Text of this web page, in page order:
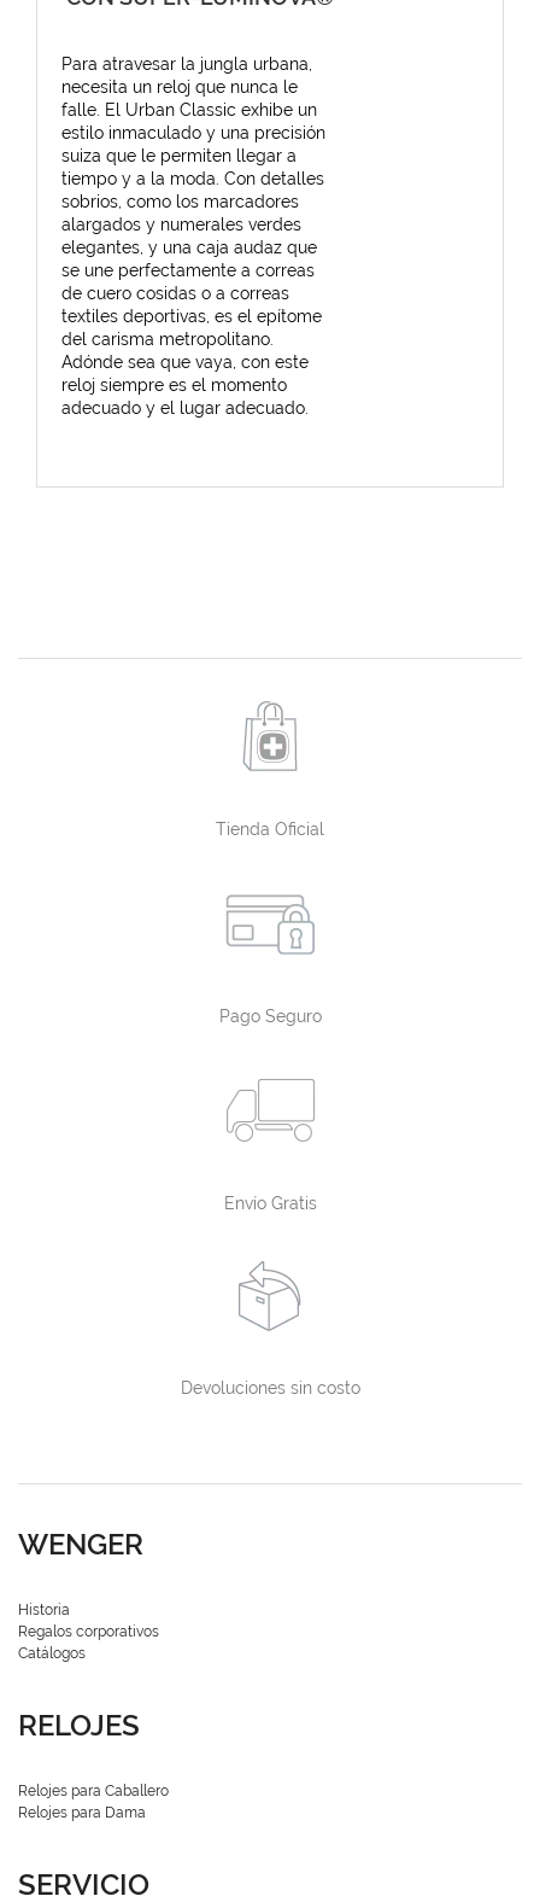
Para atravesar la jungla urbana,
necesita un reloj que nunca le
falle. El Urban Classic exhibe un
estilo inmaculado y una precisión
suiza que le permiten llegar a
tiempo y a la moda. Con detalles
sobrios, como los marcadores
alargados y numerales verdes
elegantes, y una caja audaz que
se une perfectamente a correas
de cuero cosidas o a correas
textiles deportivas, es el epítome
del carisma metropolitano.
Adónde sea que vaya, con este
reloj siempre es el momento
adecuado y el lugar adecuado.
Tienda Oficial
Pago Seguro
Envío Gratis
Devoluciones sin costo
WENGER
Historia
Regalos corporativos
Catálogos
RELOJES
Relojes para Caballero
Relojes para Dama
SERVICIO